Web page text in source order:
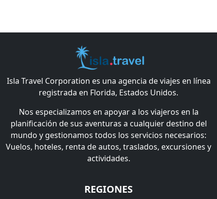
Isla Travel Corporation es una agencia de viajes en línea
registrada en Florida, Estados Unidos.
Nos especializamos en apoyar a los viajeros en la
planificación de sus aventuras a cualquier destino del
mundo y gestionamos todos los servicios necesarios:
Vuelos, hoteles, renta de autos, traslados, excursiones y
actividades.
REGIONES